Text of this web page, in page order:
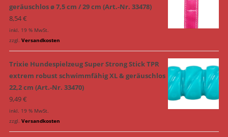
geräuschlos ø 7,5 cm / 29 cm (Art.-Nr. 33478)
8,54€
inkl. 19 % MwSt.
zzgl. Versandkosten
Trixie Hundespielzeug Super Strong Stick TPR
extrem robust schwimmfähig XL & geräuschlos
22,2 cm (Art.-Nr. 33470)
9,49€
inkl. 19 % MwSt.
zzgl. Versandkosten